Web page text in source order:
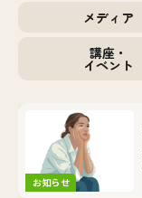
メディア
講座・
イベント
お知らせ